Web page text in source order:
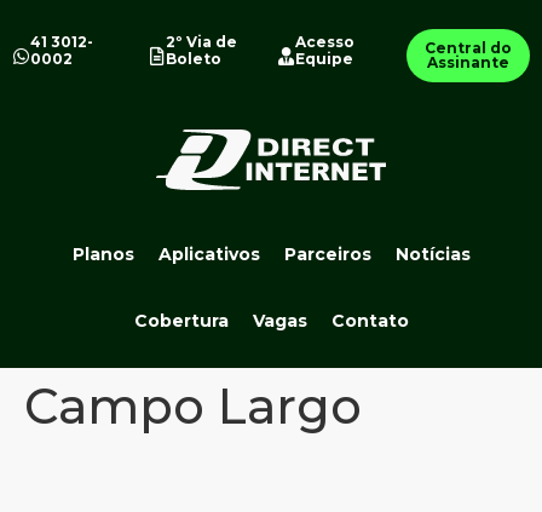
41 3012-
0002
2º Via de
Boleto
Acesso
Equipe
Central do
Assinante
Planos Aplicativos Parceiros Notícias
Cobertura Vagas Contato
Campo Largo